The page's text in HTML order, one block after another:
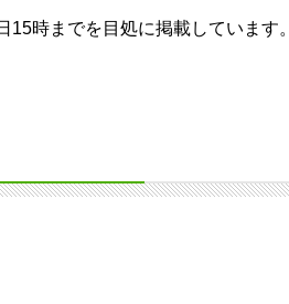
時までを目処に掲載しています。